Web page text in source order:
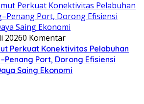
20260 Komentar
Perkuat Konektivitas Pelabuhan
Port, Dorong Efisiensi
Saing Ekonomi